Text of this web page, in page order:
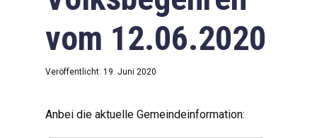
vom 12.06.2020
Veröffentlicht: 19. Juni 2020
Anbei die aktuelle Gemeindeinformation: